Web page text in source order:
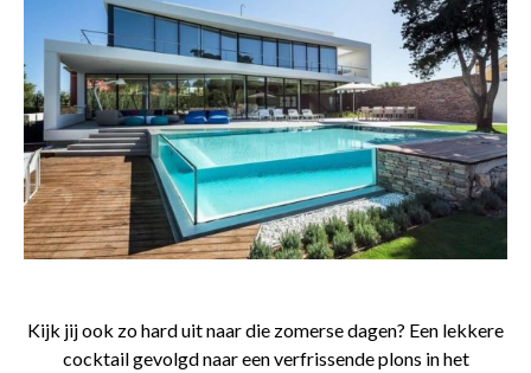
Kijk jij ook zo hard uit naar die zomerse dagen? Een lekkere
cocktail gevolgd naar een verfrissende plons in het